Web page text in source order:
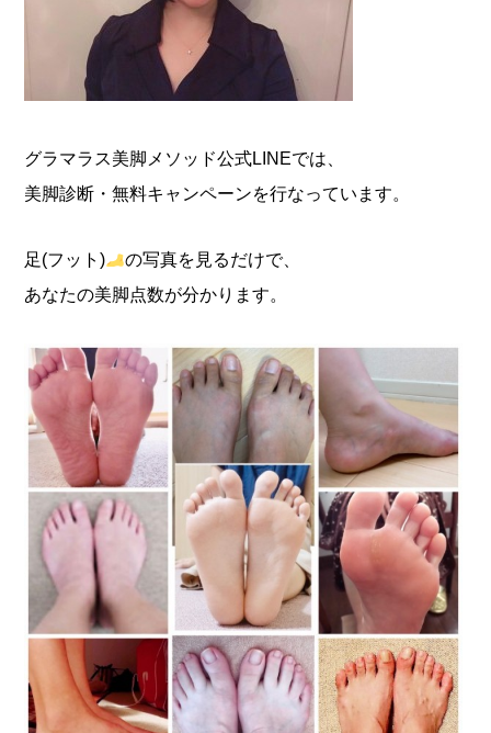
グラマラス美脚メソッド公式LINEでは、
美脚診断・無料キャンペーンを行なっています。
足(フット)
の写真を見るだけで、
あなたの美脚点数が分かります。